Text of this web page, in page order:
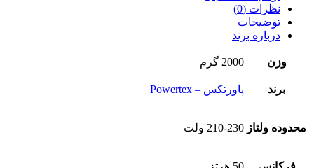
نظرات (0)
توضیحات
درباره برند
وزن 2000 گرم
برند پاورتکس – Powertex
محدوده ولتاژ 210-230 ولت